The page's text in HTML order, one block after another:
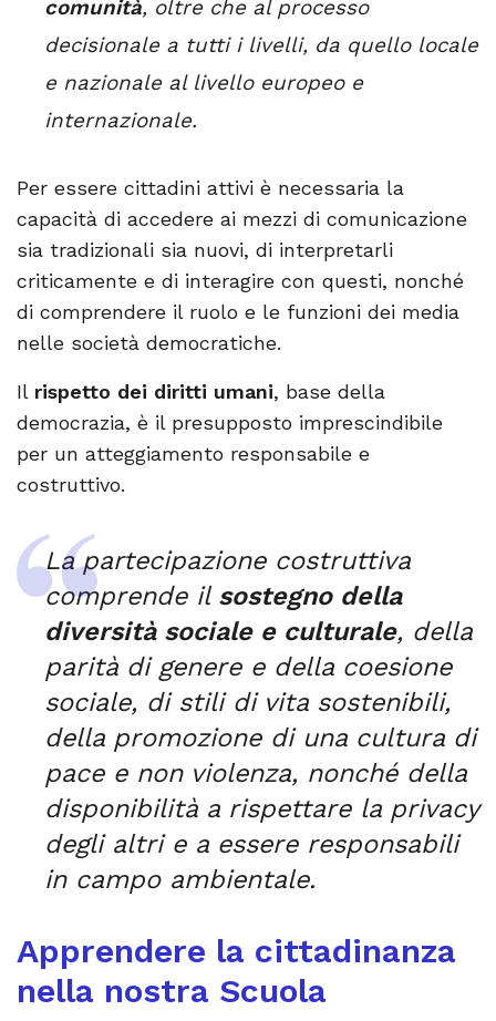
comunità, oltre che al processo
decisionale a tutti i livelli, da quello locale
e nazionale al livello europeo e
internazionale.
Per essere cittadini attivi è necessaria la
capacità di accedere ai mezzi di comunicazione
sia tradizionali sia nuovi, di interpretarli
criticamente e di interagire con questi, nonché
di comprendere il ruolo e le funzioni dei media
nelle società democratiche.
Il rispetto dei diritti umani, base della
democrazia, è il presupposto imprescindibile
per un atteggiamento responsabile e
costruttivo.
La partecipazione costruttiva
comprende il sostegno della
diversità sociale e culturale, della
parità di genere e della coesione
sociale, di stili di vita sostenibili,
della promozione di una cultura di
pace e non violenza, nonché della
disponibilità a rispettare la privacy
degli altri e a essere responsabili
in campo ambientale.
Apprendere la cittadinanza
nella nostra Scuola